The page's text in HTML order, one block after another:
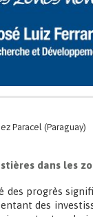
Paracel (Paraguay)
dans les
progrès
des